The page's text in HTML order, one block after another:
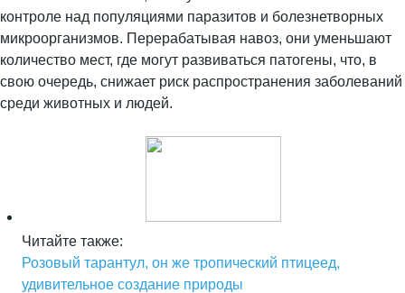
контроле над популяциями паразитов и болезнетворных
микроорганизмов. Перерабатывая навоз, они уменьшают
количество мест, где могут развиваться патогены, что, в
свою очередь, снижает риск распространения заболеваний
среди животных и людей.
Читайте также:
Розовый тарантул, он же тропический птицеед,
удивительное создание природы